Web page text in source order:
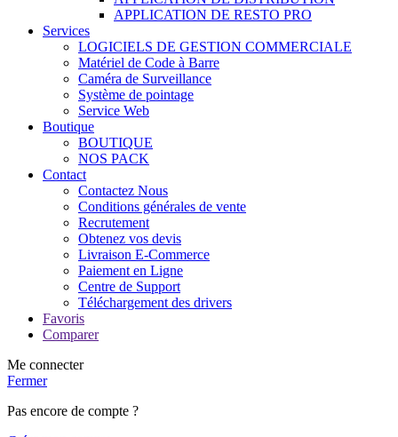
APPLICATION DE RESTO PRO
Services
LOGICIELS DE GESTION COMMERCIALE
Matériel de Code à Barre
Caméra de Surveillance
Système de pointage
Service Web
Boutique
BOUTIQUE
NOS PACK
Contact
Contactez Nous
Conditions générales de vente
Recrutement
Obtenez vos devis
Livraison E-Commerce
Paiement en Ligne
Centre de Support
Téléchargement des drivers
Favoris
Comparer
Me connecter
Fermer
Pas encore de compte ?